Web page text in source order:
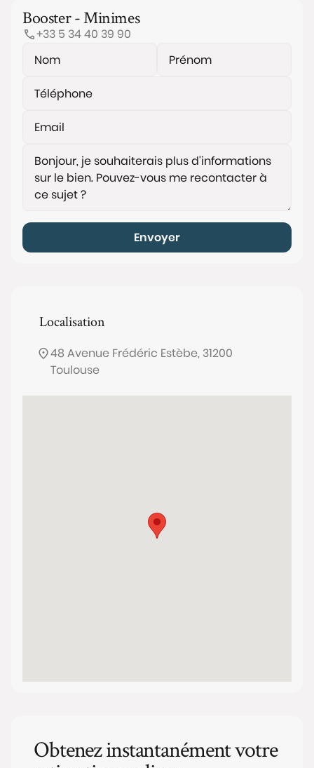
Booster - Minimes
+33 5 34 40 39 90
Envoyer
Localisation
48 Avenue Frédéric Estèbe, 31200
Toulouse
Obtenez instantanément votre